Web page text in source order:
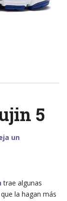
5
un
trae algunas
la hagan más